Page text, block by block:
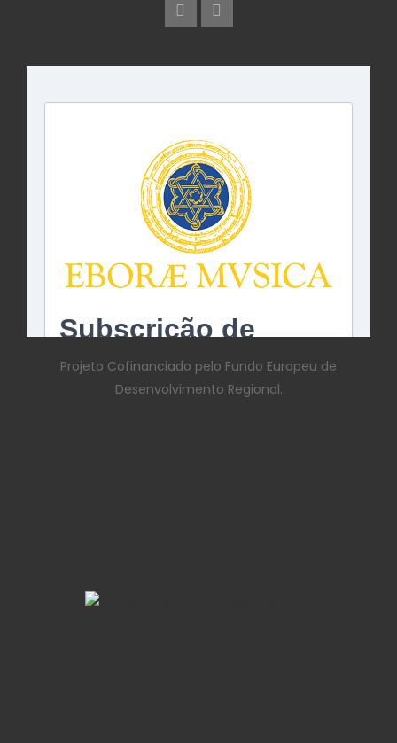
Projeto Cofinanciado pelo Fundo Europeu de
Desenvolvimento Regional.